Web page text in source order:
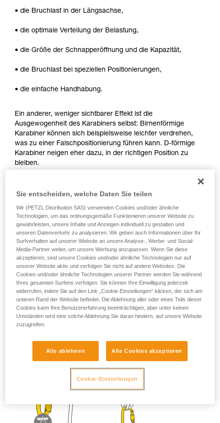
• die Bruchlast in der Längsachse,
• die optimale Verteilung der Belastung,
• die Größe der Schnapperöffnung und die Kapazität,
• die Bruchlast bei speziellen Positionierungen,
• die einfache Handhabung.
Ein anderer, weniger sichtbarer Effekt ist die
Ausgewogenheit des Karabiners selbst: Birnenförmige
Karabiner können sich beispielsweise leichter verdrehen,
was zu einer Falschpositionierung führen kann. D-förmige
Karabiner neigen eher dazu, in der richtigen Position zu
bleiben.
D
Positionierung der Last in der Achse mit der
höchsten Bruchlast, möglichst nahe an der
geschlossenen Seite des Körpers. Geeignet
für einfache Lasten (Verbindung von
Geräten, Verbindung mit dem Ankerpunkt).
Sie entscheiden, welche Daten Sie teilen
Wir (PETZL Distribution SAS) verwenden Cookies und/oder ähnliche
Technologien, um das ordnungsgemäße Funktionieren unserer Website zu
gewährleisten, unsere Inhalte und Anzeigen individuell zu gestalten und
unseren Datenverkehr zu analysieren. Wir geben auch Informationen über Ihr
Surfverhalten auf unserer Website an unsere Analyse-, Werbe- und Social-
Media-Partner weiter, um unsere Werbung anzupassen. Wenn Sie diese
akzeptieren, sind unsere Cookies und/oder ähnliche Technologien nur auf
unserer Website aktiv und verfolgen Sie nicht auf andere Websites. Die
Cookies und/oder ähnliche Technologien unserer Partner werden Sie während
Ihres gesamten Surfens verfolgen. Sie können Ihre Einwilligung jederzeit
widerrufen, indem Sie auf den Link „Cookie-Einstellungen“ klicken, der sich am
unteren Rand der Website befindet. Die Ablehnung aller oder eines Teils dieser
Cookies kann Ihre Benutzererfahrung beeinträchtigen, aber unter keinen
Umständen wird eine solche Ablehnung Sie daran hindern, auf unsere Website
zuzugreifen.
Alle ablehnen Alle Cookies akzeptieren
Cookie-Einstellungen